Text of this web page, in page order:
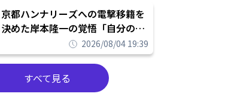
甲斐」
京都ハンナリーズへの電撃移籍を
決めた岸本隆一の覚悟「自分のエ
ゴというちっぽけなことのため
に、京都に来たわけではない」
2026/08/04 19:39
すべて見る